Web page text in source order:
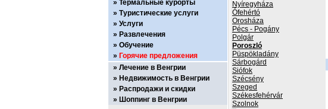
Nyíregyháza
Ófehértó
Orosháza
Pécs - Pogány
Polgár
Poroszló
Püspökladány
Sárbogárd
Siófok
Szécsény
Szeged
Székesfehérvár
Szolnok
Термальные курорты
Туристические услуги
Услуги
Развлечения
Обучение
Горячие предложения
Лечение в Венгрии
Недвижимость в Венгрии
Распродажи и скидки
Шоппинг в Венгрии